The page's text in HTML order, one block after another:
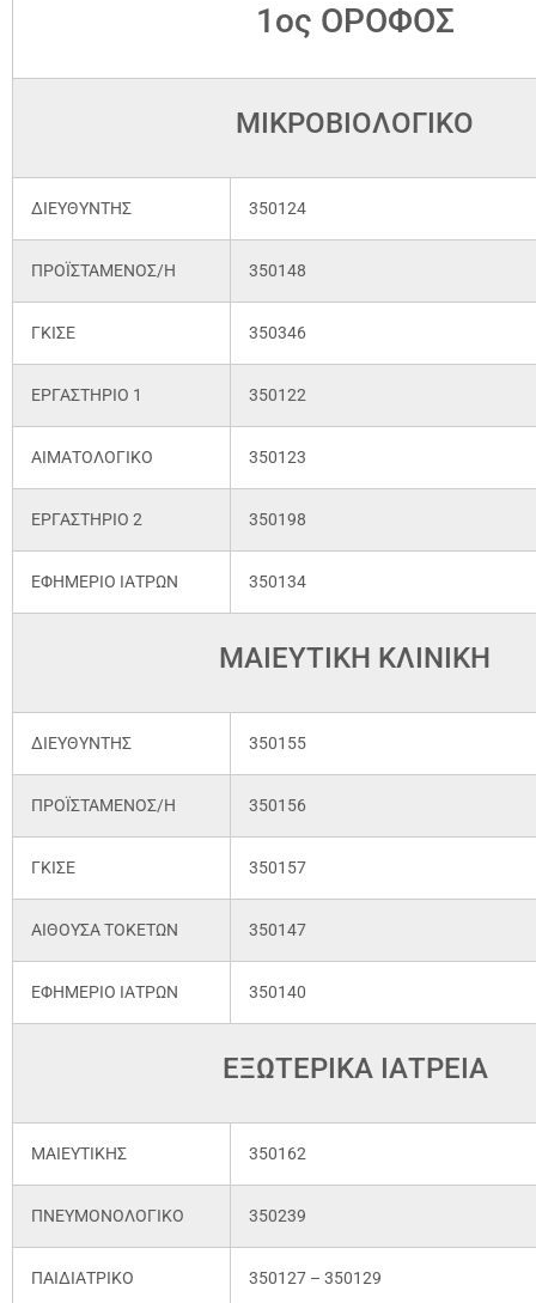
1ος ΟΡΟΦΟΣ
ΜΙΚΡΟΒΙΟΛΟΓΙΚΟ
ΔΙΕΥΘΥΝΤΗΣ 350124
ΠΡΟΪΣΤΑΜΕΝΟΣ/Η 350148
ΓΚΙΣΕ 350346
ΕΡΓΑΣΤΗΡΙΟ 1 350122
ΑΙΜΑΤΟΛΟΓΙΚΟ 350123
ΕΡΓΑΣΤΗΡΙΟ 2 350198
ΕΦΗΜΕΡΙΟ ΙΑΤΡΩΝ 350134
ΜΑΙΕΥΤΙΚΗ ΚΛΙΝΙΚΗ
ΔΙΕΥΘΥΝΤΗΣ 350155
ΠΡΟΪΣΤΑΜΕΝΟΣ/Η 350156
ΓΚΙΣΕ 350157
ΑΙΘΟΥΣΑ ΤΟΚΕΤΩΝ 350147
ΕΦΗΜΕΡΙΟ ΙΑΤΡΩΝ 350140
ΕΞΩΤΕΡΙΚΑ ΙΑΤΡΕΙΑ
ΜΑΙΕΥΤΙΚΗΣ 350162
ΠΝΕΥΜΟΝΟΛΟΓΙΚΟ 350239
ΠΑΙΔΙΑΤΡΙΚΟ 350127 – 350129